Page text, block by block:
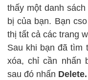
thấy một danh
bị của bạn. Bạn
thị tất cả các trang
Sau khi bạn đã tìm
xóa, chỉ cần nhấn
sau đó nhấn Delete.